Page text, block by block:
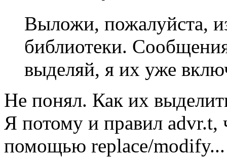
Выложи, пожалуйста,
библиотеки.
выделяй, я их уже
Не понял. Как их
Я потому и правил advr.t,
помощью replace/modify...